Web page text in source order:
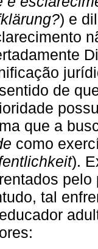
) e
de
que a
como
).
tal